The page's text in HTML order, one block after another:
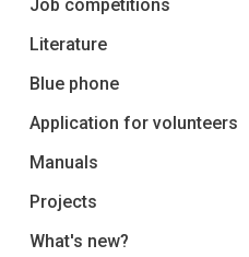
Job competitions
Literature
Blue phone
Application for volunteers
Manuals
Projects
What's new?